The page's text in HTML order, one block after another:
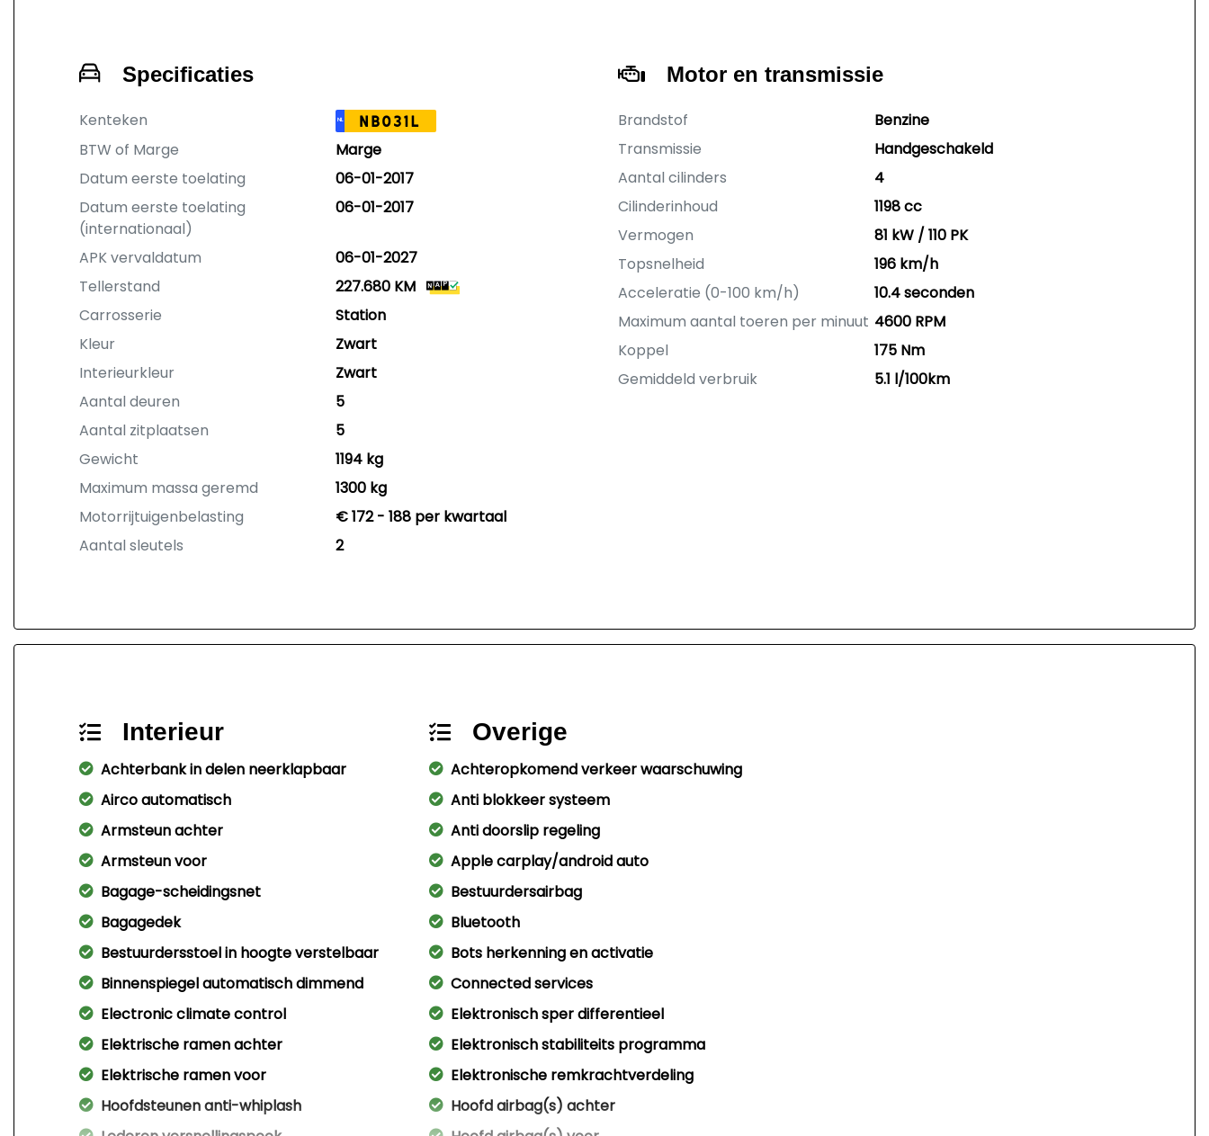
Specificaties
Kenteken NL NB031L
BTW of Marge
Marge
Datum eerste toelating
06-01-2017
Datum eerste toelating
(internationaal)
06-01-2017
APK vervaldatum
06-01-2027
Tellerstand
227.680 KM
Carrosserie
Station
Kleur
Zwart
Interieurkleur
Zwart
Aantal deuren
5
Aantal zitplaatsen
5
Gewicht
1194 kg
Maximum massa geremd
1300 kg
Motorrijtuigenbelasting
€ 172 - 188 per kwartaal
Aantal sleutels
2
Motor en transmissie
Brandstof
Benzine
Transmissie
Handgeschakeld
Aantal cilinders
4
Cilinderinhoud
1198 cc
Vermogen
81 kW / 110 PK
Topsnelheid
196 km/h
Acceleratie (0-100 km/h)
10.4 seconden
Maximum aantal toeren per minuut 4600 RPM
Koppel
175 Nm
Gemiddeld verbruik
5.1 l/100km
Interieur
Achterbank in delen neerklapbaar
Airco automatisch
Armsteun achter
Armsteun voor
Bagage-scheidingsnet
Bagagedek
Bestuurdersstoel in hoogte verstelbaar
Binnenspiegel automatisch dimmend
Electronic climate control
Elektrische ramen achter
Elektrische ramen voor
Hoofdsteunen anti-whiplash
Overige
Achteropkomend verkeer waarschuwing
Anti blokkeer systeem
Anti doorslip regeling
Apple carplay/android auto
Bestuurdersairbag
Bluetooth
Bots herkenning en activatie
Connected services
Elektronisch sper differentieel
Elektronisch stabiliteits programma
Elektronische remkrachtverdeling
Hoofd airbag(s) achter